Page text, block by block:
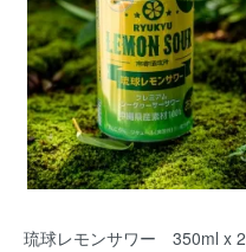
琉球レモンサワー 350ml x 2